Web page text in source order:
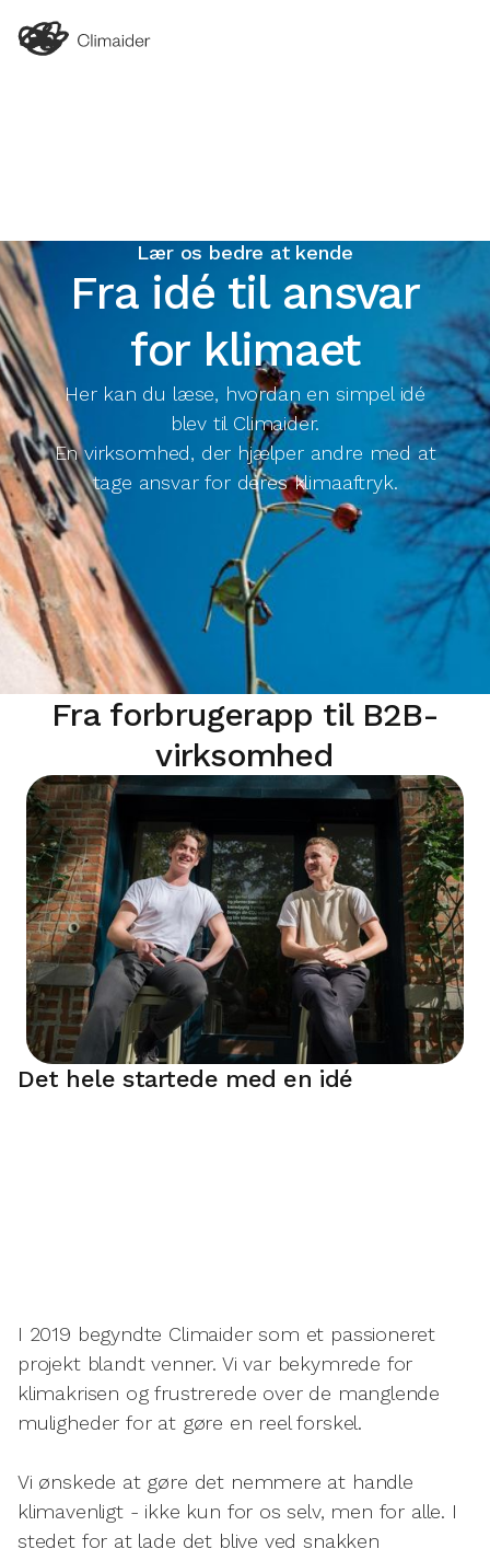
Lær os bedre at kende
Fra idé til ansvar
for klimaet
Her kan du læse, hvordan en simpel idé
blev til Climaider.
En virksomhed, der hjælper andre med at
tage ansvar for deres klimaaftryk.
Fra forbrugerapp til B2B-
virksomhed
Det hele startede med en idé
I 2019 begyndte Climaider som et passioneret
projekt blandt venner. Vi var bekymrede for
klimakrisen og frustrerede over de manglende
muligheder for at gøre en reel forskel.
Vi ønskede at gøre det nemmere at handle
klimavenligt - ikke kun for os selv, men for alle. I
stedet for at lade det blive ved snakken